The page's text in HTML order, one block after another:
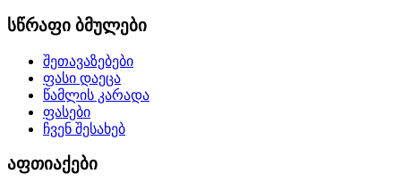
სწრაფი ბმულები
შეთავაზებები
ფასი დაეცა
წამლის კარადა
ფასები
ჩვენ შესახებ
აფთიაქები